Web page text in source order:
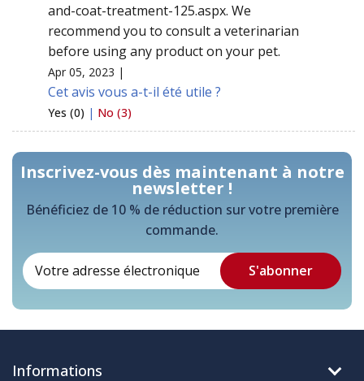
and-coat-treatment-125.aspx. We
recommend you to consult a veterinarian
before using any product on your pet.
Apr 05, 2023 |
Cet avis vous a-t-il été utile ?
Yes (0) | No (3)
Inscrivez-vous dès maintenant à notre
newsletter !
Bénéficiez de 10 % de réduction sur votre première
commande.
Informations